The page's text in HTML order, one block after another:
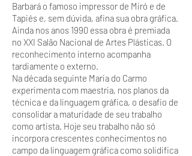
Barbará o famoso impressor de Miró e de
Tapiés e, sem dúvida, afina sua obra gráfica.
Ainda nos anos 1990 essa obra é premiada
no XXI Salão Nacional de Artes Plásticas. O
reconhecimento interno acompanha
tardiamente o externo.
Na década seguinte Maria do Carmo
experimenta com maestria, nos planos da
técnica e da linguagem gráfica, o desafio de
consolidar a maturidade de seu trabalho
como artista. Hoje seu trabalho não só
incorpora crescentes conhecimentos no
campo da linguagem gráfica como solidifica